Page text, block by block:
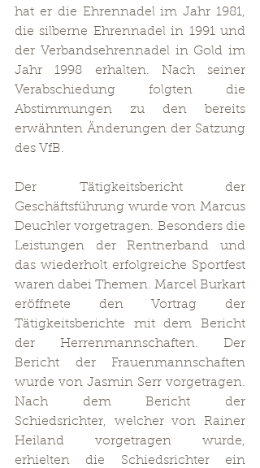
hat er die Ehrennadel im Jahr 1981,
die silberne Ehrennadel in 1991 und
der Verbandsehrennadel in Gold im
Jahr 1998 erhalten. Nach seiner
Verabschiedung folgten die
Abstimmungen zu den bereits
erwähnten Änderungen der Satzung
des VfB.
Der Tätigkeitsbericht der
Geschäftsführung wurde von Marcus
Deuchler vorgetragen. Besonders die
Leistungen der Rentnerband und
das wiederholt erfolgreiche Sportfest
waren dabei Themen. Marcel Burkart
eröffnete den Vortrag der
Tätigkeitsberichte mit dem Bericht
der Herrenmannschaften. Der
Bericht der Frauenmannschaften
wurde von Jasmin Serr vorgetragen.
Nach dem Bericht der
Schiedsrichter, welcher von Rainer
Heiland vorgetragen wurde,
erhielten die Schiedsrichter ein